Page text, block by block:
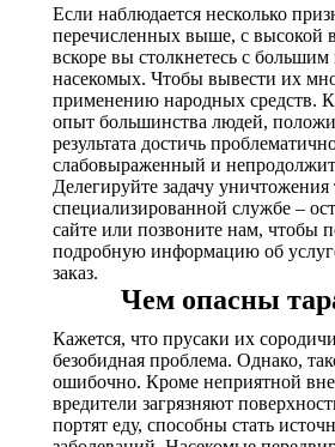
Если наблюдается несколько
перечисленных выше, с высокой
вскоре вы столкнетесь с большим
насекомых. Чтобы вывести их
применению народных средств.
опыт большинства людей,
результата достичь
слабовыраженный и
Делегируйте задачу уничтожения
специализированной службе –
сайте или позвоните нам, чтобы
подробную информацию об
заказ.
Чем опасны
Кажется, что прусаки их
безобидная проблема. Однако,
ошибочно. Кроме неприятной
вредители загрязняют
портят еду, способны стать